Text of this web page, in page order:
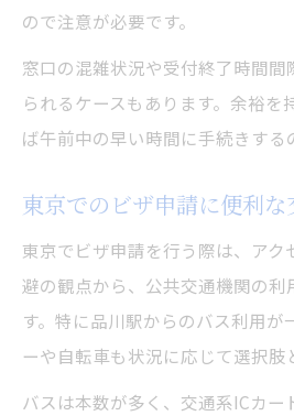
ので注意が必要です。
窓口の混雑状況や受付終了時間
られるケースもあります。余裕を
ば午前中の早い時間に手続きする
東京でのビザ申請に便利
東京でビザ申請を行う際は、アク
避の観点から、公共交通機関の利
す。特に品川駅からのバス利用が
ーや自転車も状況に応じて選択肢
バスは本数が多く、交通系ICカー